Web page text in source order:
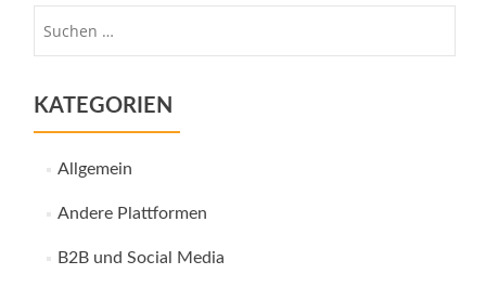
KATEGORIEN
Allgemein
Andere Plattformen
B2B und Social Media